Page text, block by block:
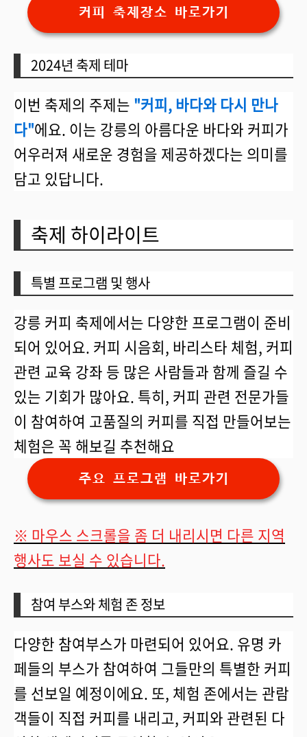
커피 축제장소 바로가기
2024년 축제 테마
이번 축제의 주제는 "커피, 바다와 다시 만나
다"에요. 이는 강릉의 아름다운 바다와 커피가
어우러져 새로운 경험을 제공하겠다는 의미를
담고 있답니다.
축제 하이라이트
특별 프로그램 및 행사
강릉 커피 축제에서는 다양한 프로그램이 준비
되어 있어요. 커피 시음회, 바리스타 체험, 커피
관련 교육 강좌 등 많은 사람들과 함께 즐길 수
있는 기회가 많아요. 특히, 커피 관련 전문가들
이 참여하여 고품질의 커피를 직접 만들어보는
체험은 꼭 해보길 추천해요
주요 프로그램 바로가기
※ 마우스 스크롤을 좀 더 내리시면 다른 지역
행사도 보실 수 있습니다.
참여 부스와 체험 존 정보
다양한 참여부스가 마련되어 있어요. 유명 카
페들의 부스가 참여하여 그들만의 특별한 커피
를 선보일 예정이에요. 또, 체험 존에서는 관람
객들이 직접 커피를 내리고, 커피와 관련된 다